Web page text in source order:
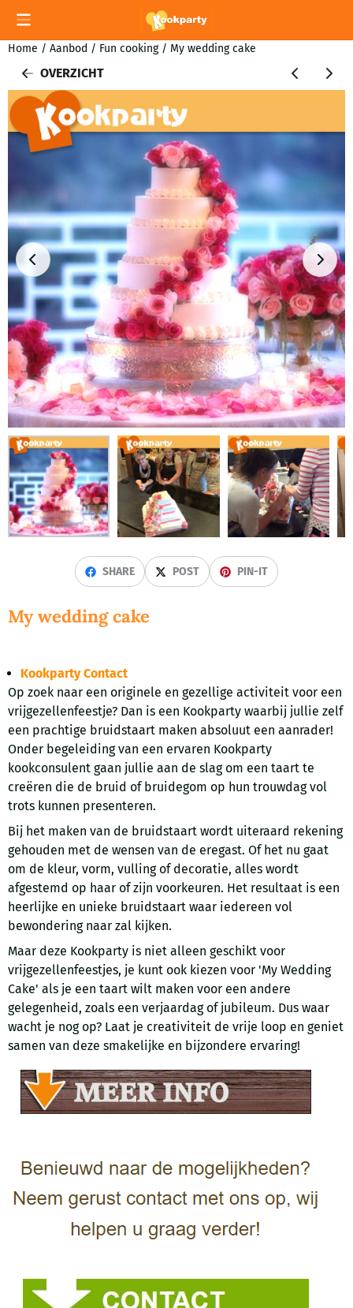
Cookievoorkeuren zijn momenteel gesloten.
Home / Aanbod / Fun cooking / My wedding cake
OVERZICHT
SHARE POST PIN-IT
My wedding cake
Kookparty Contact
Op zoek naar een originele en gezellige activiteit voor een
vrijgezellenfeestje? Dan is een Kookparty waarbij jullie zelf
een prachtige bruidstaart maken absoluut een aanrader!
Onder begeleiding van een ervaren Kookparty
kookconsulent gaan jullie aan de slag om een taart te
creëren die de bruid of bruidegom op hun trouwdag vol
trots kunnen presenteren.
Bij het maken van de bruidstaart wordt uiteraard rekening
gehouden met de wensen van de eregast. Of het nu gaat
om de kleur, vorm, vulling of decoratie, alles wordt
afgestemd op haar of zijn voorkeuren. Het resultaat is een
heerlijke en unieke bruidstaart waar iedereen vol
bewondering naar zal kijken.
Maar deze Kookparty is niet alleen geschikt voor
vrijgezellenfeestjes, je kunt ook kiezen voor 'My Wedding
Cake' als je een taart wilt maken voor een andere
gelegenheid, zoals een verjaardag of jubileum. Dus waar
wacht je nog op? Laat je creativiteit de vrije loop en geniet
samen van deze smakelijke en bijzondere ervaring!